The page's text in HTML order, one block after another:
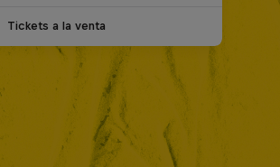
Tickets a la venta